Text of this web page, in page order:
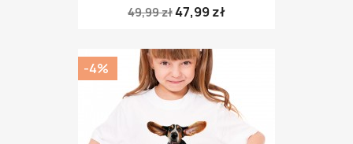
49,99 zł47,99 zł
-4%